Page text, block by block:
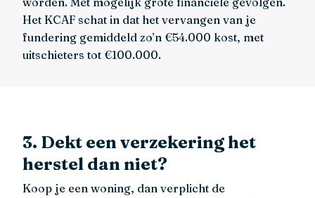
Het KCAF schat in dat het vervangen van je
fundering gemiddeld zo’n €54.000 kost, met
uitschieters tot €100.000.
3. Dekt een verzekering het
herstel dan niet?
Koop je een woning, dan verplicht de